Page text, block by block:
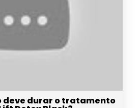
deve durar o tratamento